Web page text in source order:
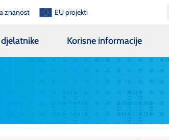
znanost EU projekti
Korisne informacije